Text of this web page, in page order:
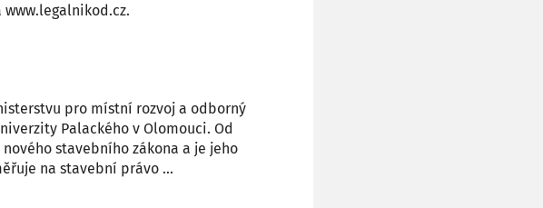
pro místní rozvoj a odborný
Palackého v Olomouci. Od
stavebního zákona a je jeho
na stavební právo ...